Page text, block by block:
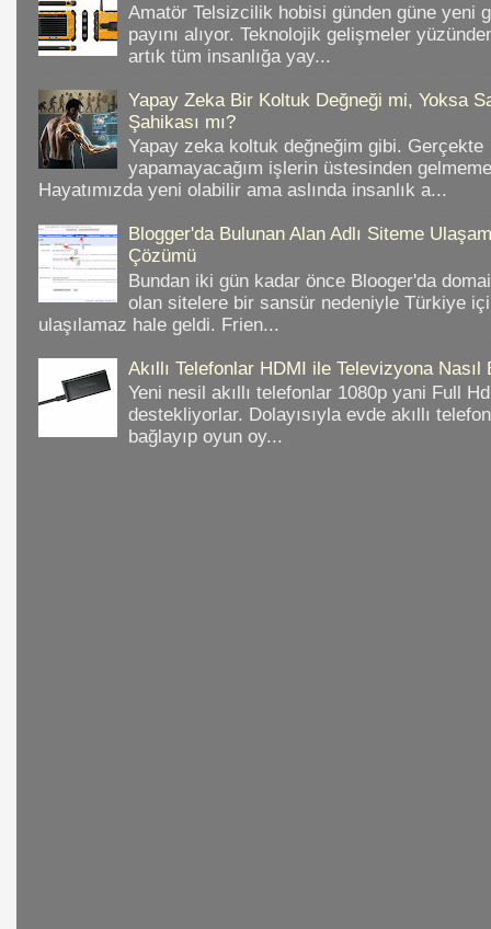
Amatör Telsizcilik hobisi günden güne yeni
payını alıyor. Teknolojik gelişmeler
artık tüm insanlığa yay...
Yapay Zeka Bir Koltuk Değneği mi, Yoksa
Şahikası mı?
Yapay zeka koltuk değneğim gibi. Gerçekte
yapamayacağım işlerin üstesinden
Hayatımızda yeni olabilir ama aslında insanlık a...
Blogger'da Bulunan Alan Adlı Siteme
Çözümü
Bundan iki gün kadar önce Blooger'da
olan sitelere bir sansür nedeniyle Türkiye
ulaşılamaz hale geldi. Frien...
Akıllı Telefonlar HDMI ile Televizyona Nasıl
Yeni nesil akıllı telefonlar 1080p yani Full
destekliyorlar. Dolayısıyla evde akıllı
bağlayıp oyun oy...